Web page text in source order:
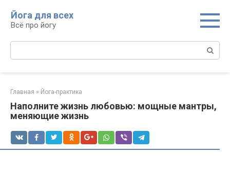
контенту
Йога для всех
Всё про йогу
Главная » Йога-практика
Наполните жизнь любовью: мощные мантры,
меняющие жизнь